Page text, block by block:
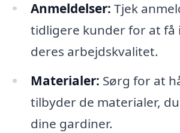
Anmeldelser: Tjek
tidligere kunder for at få
deres arbejdskvalitet.
Materialer: Sørg for at
tilbyder de materialer,
dine gardiner.